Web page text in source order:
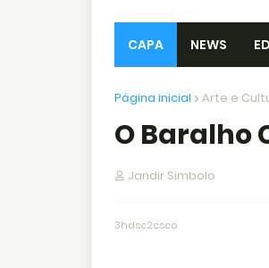
CAPA NEWS
Página inicial Arte e
O Baralho
Jandir Simbolo
3hdsc2csco